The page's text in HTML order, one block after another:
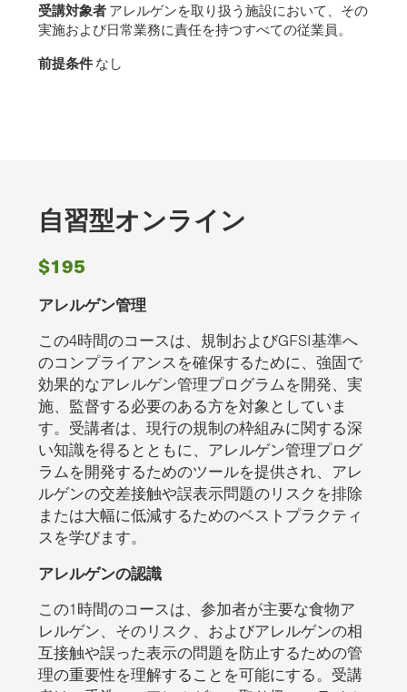
受講対象者 アレルゲンを取り扱う施設において、その
実施および日常業務に責任を持つすべての従業員。
前提条件 なし
自習型オンライン
$195
アレルゲン管理
この4時間のコースは、規制およびGFSI基準へ
のコンプライアンスを確保するために、強固で
効果的なアレルゲン管理プログラムを開発、実
施、監督する必要のある方を対象としていま
す。受講者は、現行の規制の枠組みに関する深
い知識を得るとともに、アレルゲン管理プログ
ラムを開発するためのツールを提供され、アレ
ルゲンの交差接触や誤表示問題のリスクを排除
または大幅に低減するためのベストプラクティ
スを学びます。
アレルゲンの認識
この1時間のコースは、参加者が主要な食物ア
レルゲン、そのリスク、およびアレルゲンの相
互接触や誤った表示の問題を防止するための管
理の重要性を理解することを可能にする。受講